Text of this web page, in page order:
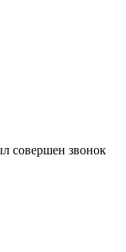
совершен звонок